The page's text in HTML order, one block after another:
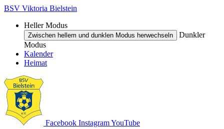
BSV Viktoria Bielstein
Heller Modus
Zwischen hellem und dunklen Modus herwechseln
Dunkler
Modus
Kalender
Heimat
Facebook InstagramYouTube